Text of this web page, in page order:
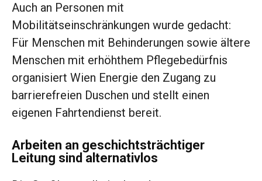
Auch an Personen mit
Mobilitätseinschränkungen wurde gedacht:
Für Menschen mit Behinderungen sowie ältere
Menschen mit erhöhthem Pflegebedürfnis
organisiert Wien Energie den Zugang zu
barrierefreien Duschen und stellt einen
eigenen Fahrtendienst bereit.
Arbeiten an geschichtsträchtiger
Leitung sind alternativlos